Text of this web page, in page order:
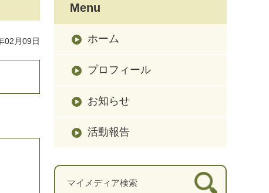
02月09日
Menu
ホーム
プロフィール
お知らせ
活動報告